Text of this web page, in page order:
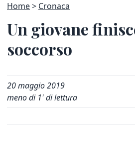
Home Cronaca
Un giovane
soccorso
20 maggio 2019
meno di 1' di lettura